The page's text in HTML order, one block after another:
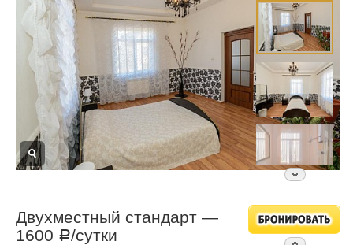
Двухместный стандарт —
1600 Р/сутки